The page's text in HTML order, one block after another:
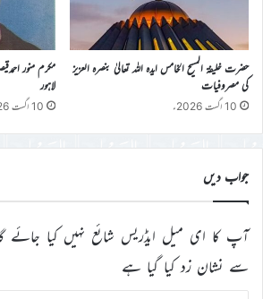
حضرت خلیفۃ المسیح الخامس ایدہ اللہ تعالیٰ بنصرہ العزیز
کی مصروفیات
10 اگست 2026ء
مکرم منور
لاہور
10 اگست 2026ء
جواب دیں
آپ کا ای میل ایڈریس شائع نہیں کیا جائے
سے نشان زد کیا گیا ہے